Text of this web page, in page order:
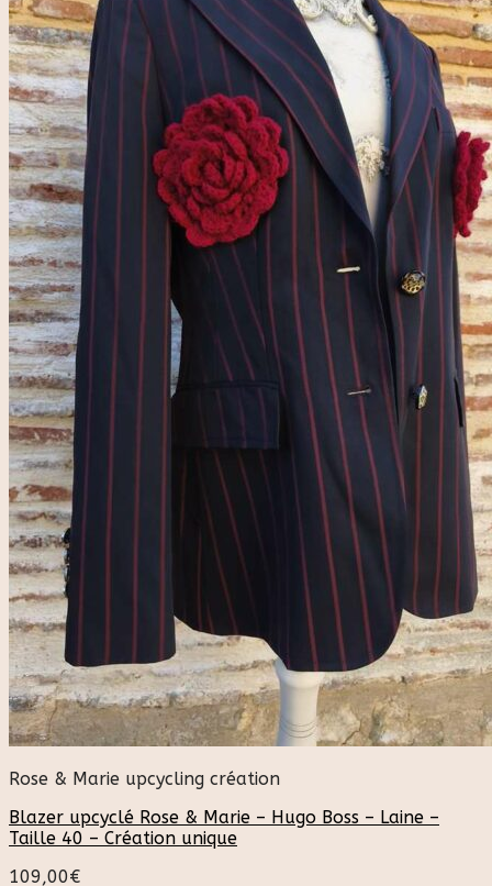
Rose & Marie upcycling création
Blazer upcyclé Rose & Marie – Hugo Boss – Laine –
Taille 40 – Création unique
109,00€